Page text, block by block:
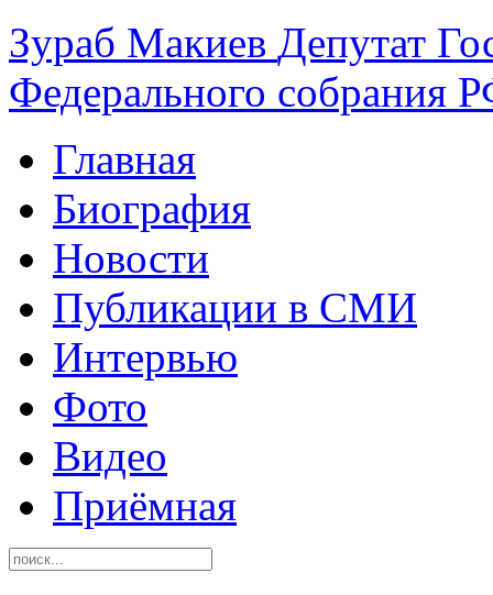
Зураб Макиев Депутат
Федерального собрания
Главная
Биография
Новости
Публикации в СМИ
Интервью
Фото
Видео
Приёмная